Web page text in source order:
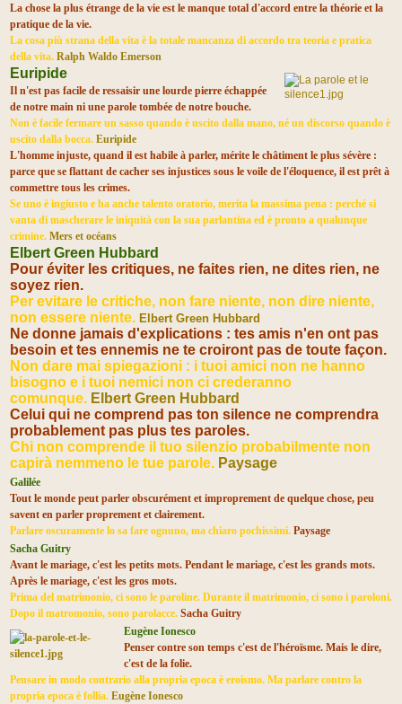
La chose la plus étrange de la vie est le manque total d'accord entre la théorie et la
pratique de la vie.
La cosa più strana della vita è la totale mancanza di accordo tra teoria e pratica
della vita. Ralph Waldo Emerson
Euripide
Il n'est pas facile de ressaisir une lourde pierre échappée
de notre main ni une parole tombée de notre bouche.
Non è facile fermare un sasso quando è uscito dalla mano, né un discorso quando è
uscito dalla bocca. Euripide
L'homme injuste, quand il est habile à parler, mérite le châtiment le plus sévère :
parce que se flattant de cacher ses injustices sous le voile de l'éloquence, il est prêt à
commettre tous les crimes.
Se uno è ingiusto e ha anche talento oratorio, merita la massima pena : perché si
vanta di mascherare le iniquità con la sua parlantina ed è pronto a qualunque
crimine. Mers et océans
Elbert Green Hubbard
Pour éviter les critiques, ne faites rien, ne dites rien, ne
soyez rien.
Per evitare le critiche, non fare niente, non dire niente,
non essere niente. Elbert Green Hubbard
Ne donne jamais d'explications : tes amis n'en ont pas
besoin et tes ennemis ne te croiront pas de toute façon.
Non dare mai spiegazioni : i tuoi amici non ne hanno
bisogno e i tuoi nemici non ci crederanno
comunque. Elbert Green Hubbard
Celui qui ne comprend pas ton silence ne comprendra
probablement pas plus tes paroles.
Chi non comprende il tuo silenzio probabilmente non
capirà nemmeno le tue parole. Paysage
Galilée
Tout le monde peut parler obscurément et improprement de quelque chose, peu
savent en parler proprement et clairement.
Parlare oscuramente lo sa fare ognuno, ma chiaro pochissimi. Paysage
Sacha Guitry
Avant le mariage, c'est les petits mots. Pendant le mariage, c'est les grands mots.
Après le mariage, c'est les gros mots.
Prima del matrimonio, ci sono le paroline. Durante il matrimonio, ci sono i paroloni.
Dopo il matromonio, sono parolacce. Sacha Guitry
Eugène Ionesco
Penser contre son temps c'est de l'héroïsme. Mais le dire,
c'est de la folie.
Pensare in modo contrario alla propria epoca è eroismo. Ma parlare contro la
propria epoca è follia. Eugène Ionesco